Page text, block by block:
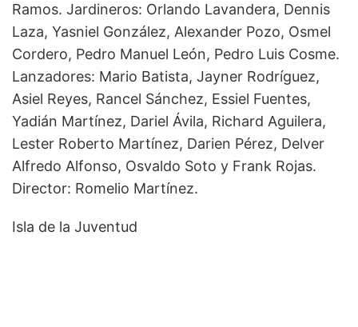
Ramos. Jardineros: Orlando Lavandera, Dennis
Laza, Yasniel González, Alexander Pozo, Osmel
Cordero, Pedro Manuel León, Pedro Luis Cosme.
Lanzadores: Mario Batista, Jayner Rodríguez,
Asiel Reyes, Rancel Sánchez, Essiel Fuentes,
Yadián Martínez, Dariel Ávila, Richard Aguilera,
Lester Roberto Martínez, Darien Pérez, Delver
Alfredo Alfonso, Osvaldo Soto y Frank Rojas.
Director: Romelio Martínez.
Isla de la Juventud